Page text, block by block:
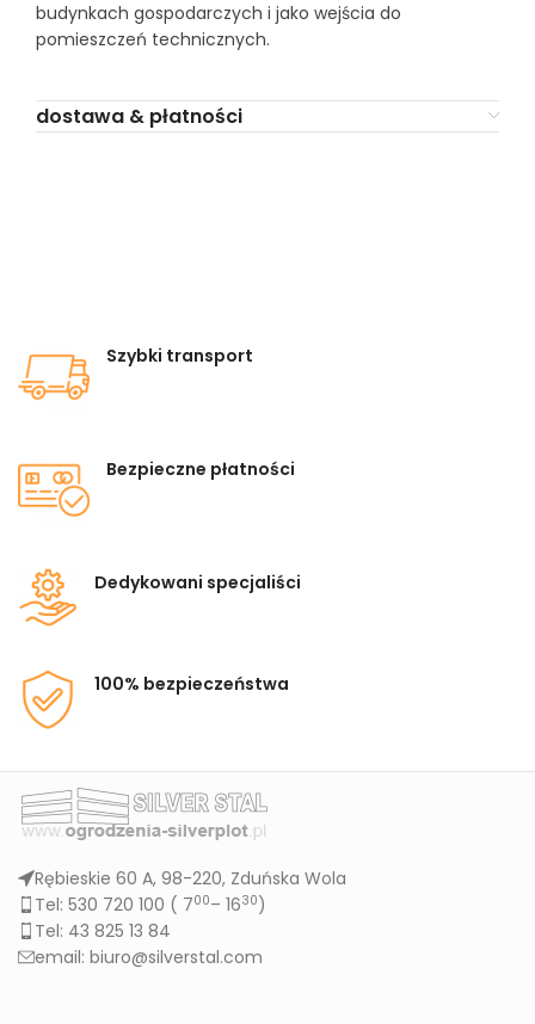
budynkach gospodarczych i jako wejścia do
pomieszczeń technicznych.
dostawa & płatności
Szybki transport
Bezpieczne płatności
Dedykowani specjaliści
100% bezpieczeństwa
Rębieskie 60 A, 98-220, Zduńska Wola
Tel: 530 720 100 ( 700– 1630)
Tel: 43 825 13 84
email: biuro@silverstal.com